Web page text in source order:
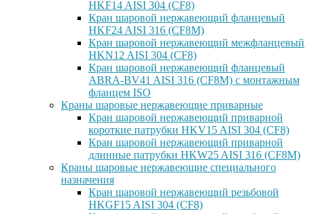
HKF14 AISI 304 (CF8)
Кран шаровой нержавеющий фланцевый
HKF24 AISI 316 (CF8M)
Кран шаровой нержавеющий межфланцевый
HKN12 AISI 304 (CF8)
Кран шаровой нержавеющий фланцевый
ABRA-BV41 AISI 316 (CF8M) с монтажным
фланцем ISO
Краны шаровые нержавеющие приварные
Кран шаровой нержавеющий приварной
короткие патрубки HKV15 AISI 304 (CF8)
Кран шаровой нержавеющий приварной
длинные патрубки HKW25 AISI 316 (CF8M)
Краны шаровые нержавеющие специального
назначения
Кран шаровой нержавеющий резьбовой
HKGF15 AISI 304 (CF8)